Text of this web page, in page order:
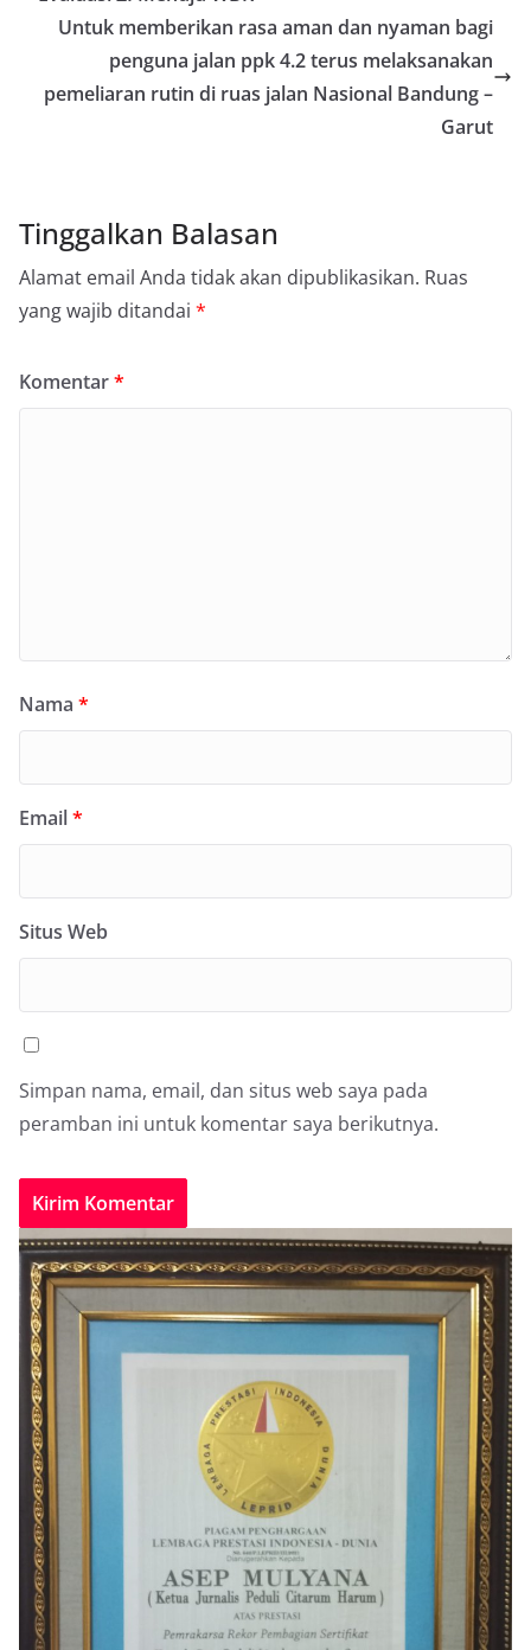
Untuk memberikan rasa aman dan nyaman bagi
penguna jalan ppk 4.2 terus melaksanakan
pemeliaran rutin di ruas jalan Nasional Bandung –
Garut
Tinggalkan Balasan
Alamat email Anda tidak akan dipublikasikan. Ruas
yang wajib ditandai *
Komentar*
Nama *
Email*
Situs Web
Simpan nama, email, dan situs web saya pada
peramban ini untuk komentar saya berikutnya.